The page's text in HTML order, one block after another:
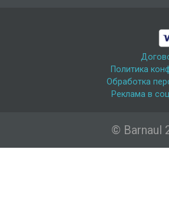
Политика
Обработка
Реклама в
© Barnaul